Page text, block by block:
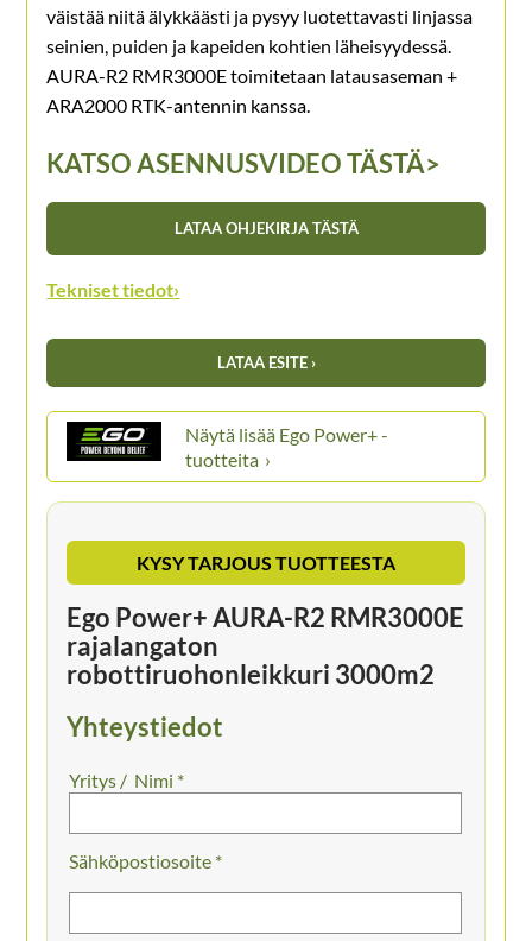
väistää niitä älykkäästi ja pysyy luotettavasti linjassa
seinien, puiden ja kapeiden kohtien läheisyydessä.
AURA-R2 RMR3000E toimitetaan latausaseman +
ARA2000 RTK-antennin kanssa.
KATSO ASENNUSVIDEO TÄSTÄ>
LATAA OHJEKIRJA TÄSTÄ
Tekniset tiedot›
LATAA ESITE ›
Ego Power+ -
tuotteita
KYSY TARJOUS TUOTTEESTA
Ego Power+ AURA-R2 RMR3000E
rajalangaton
robottiruohonleikkuri 3000m2
Yhteystiedot
Nimi *
Sähköpostiosoite *